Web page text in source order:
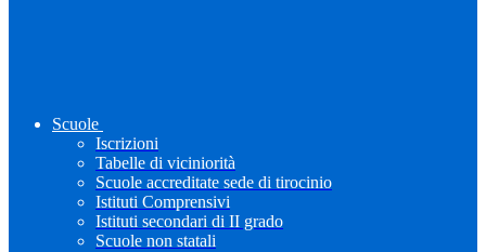
Scuole
Iscrizioni
Tabelle di viciniorità
Scuole accreditate sede di tirocinio
Istituti Comprensivi
Istituti secondari di II grado
Scuole non statali